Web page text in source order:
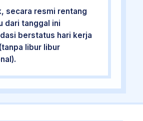
secara resmi rentang
dari tanggal ini
berstatus hari kerja
libur libur